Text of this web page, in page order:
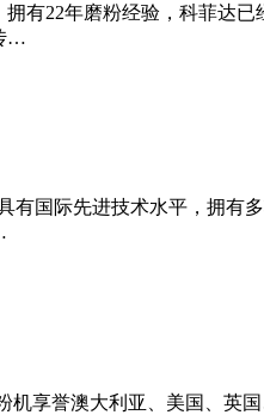
有22年磨粉经验，科菲达
…
有国际先进技术水平，拥有
机享誉澳大利亚、美国、英